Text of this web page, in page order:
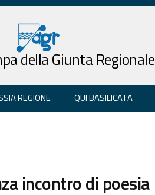
della Giunta Regionale
REGIONE QUI BASILICATA
incontro di poesia